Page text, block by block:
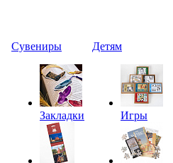
Сувениры
Закладки
Детям
Игры